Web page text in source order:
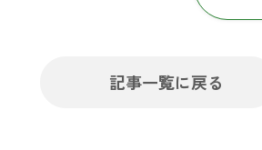
記事一覧に戻る